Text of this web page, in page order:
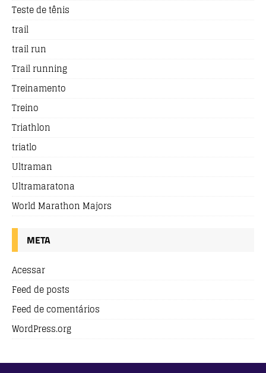
Teste de tênis
trail
trail run
Trail running
Treinamento
Treino
Triathlon
triatlo
Ultraman
Ultramaratona
World Marathon Majors
META
Acessar
Feed de posts
Feed de comentários
WordPress.org